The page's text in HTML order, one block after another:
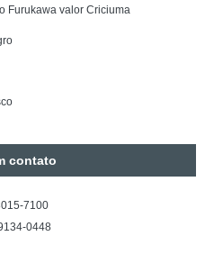
Furukawa valor Criciuma
contato
7100
0448